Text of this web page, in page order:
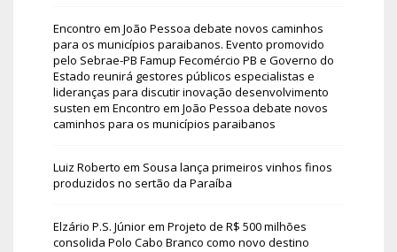
Encontro em João Pessoa debate novos caminhos
para os municípios paraibanos. Evento promovido
pelo Sebrae-PB Famup Fecomércio PB e Governo do
Estado reunirá gestores públicos especialistas e
lideranças para discutir inovação desenvolvimento
susten em Encontro em João Pessoa debate novos
caminhos para os municípios paraibanos
Luiz Roberto em Sousa lança primeiros vinhos finos
produzidos no sertão da Paraíba
Elzário P.S. Júniorem Projeto de R$ 500 milhões
consolida Polo Cabo Branco como novo destino